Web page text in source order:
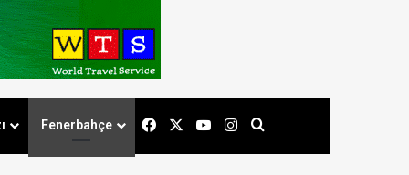
Fenerbahçe FacebookYouTubeInstagram